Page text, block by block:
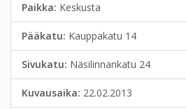
Paikka: Keskusta
Pääkatu: Kauppakatu 14
Sivukatu: Näsilinnankatu 24
Kuvausaika: 22.02.2013